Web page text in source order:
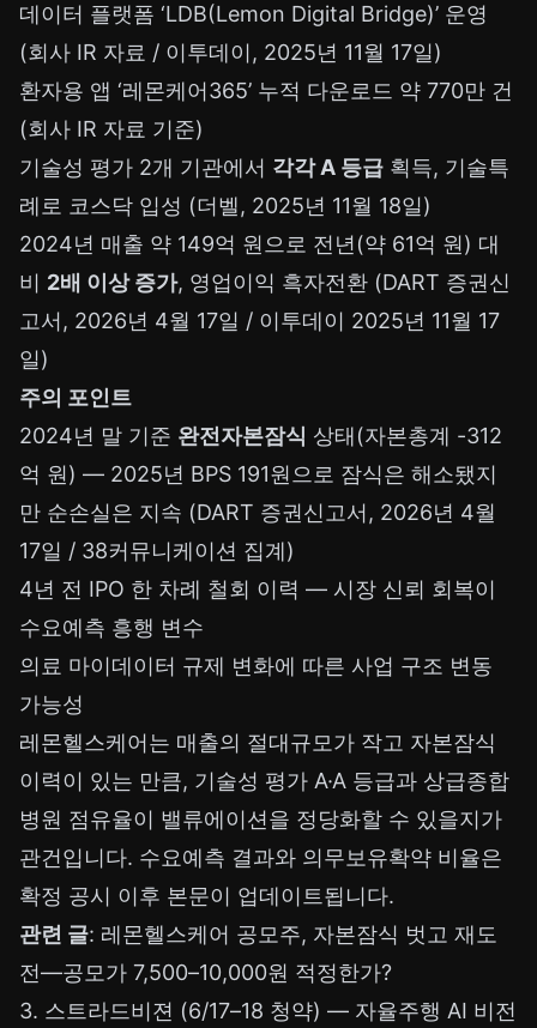
데이터 플랫폼 ‘LDB(Lemon Digital Bridge)’ 운영
(회사 IR 자료 / 이투데이, 2025년 11월 17일)
환자용 앱 ‘레몬케어365’ 누적 다운로드 약 770만 건
(회사 IR 자료 기준)
기술성 평가 2개 기관에서 각각 A 등급 획득, 기술특
례로 코스닥 입성 (더벨, 2025년 11월 18일)
2024년 매출 약 149억 원으로 전년(약 61억 원) 대
비 2배 이상 증가, 영업이익 흑자전환 (DART 증권신
고서, 2026년 4월 17일 / 이투데이 2025년 11월 17
일)
주의 포인트
2024년 말 기준 완전자본잠식 상태(자본총계 -312
억 원) — 2025년 BPS 191원으로 잠식은 해소됐지
만 순손실은 지속 (DART 증권신고서, 2026년 4월
17일 / 38커뮤니케이션 집계)
4년 전 IPO 한 차례 철회 이력 — 시장 신뢰 회복이
수요예측 흥행 변수
의료 마이데이터 규제 변화에 따른 사업 구조 변동
가능성
레몬헬스케어는 매출의 절대규모가 작고 자본잠식
이력이 있는 만큼, 기술성 평가 A·A 등급과 상급종합
병원 점유율이 밸류에이션을 정당화할 수 있을지가
관건입니다. 수요예측 결과와 의무보유확약 비율은
확정 공시 이후 본문이 업데이트됩니다.
관련 글: 레몬헬스케어 공모주, 자본잠식 벗고 재도
전—공모가 7,500–10,000원 적정한가?
3. 스트라드비젼 (6/17–18 청약) — 자율주행 AI 비전